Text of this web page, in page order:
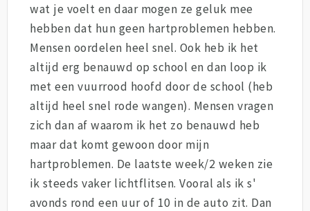
wat je voelt en daar mogen ze geluk mee
hebben dat hun geen hartproblemen hebben.
Mensen oordelen heel snel. Ook heb ik het
altijd erg benauwd op school en dan loop ik
met een vuurrood hoofd door de school (heb
altijd heel snel rode wangen). Mensen vragen
zich dan af waarom ik het zo benauwd heb
maar dat komt gewoon door mijn
hartproblemen. De laatste week/2 weken zie
ik steeds vaker lichtflitsen. Vooral als ik s'
avonds rond een uur of 10 in de auto zit. Dan